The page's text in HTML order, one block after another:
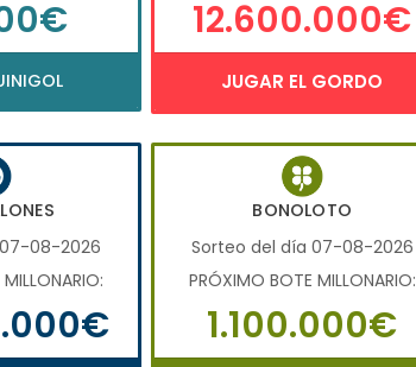
12.600.000€
JUGAR EL GORDO
08-2026
BONOLOTO
Sorteo del día 07-08-2026
PRÓXIMO BOTE MILLONARIO:
1.100.000€